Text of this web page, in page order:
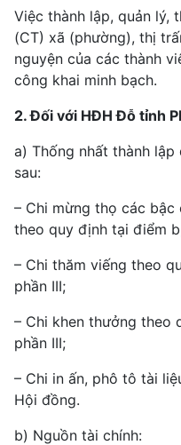
Việc thành lập, quản lý,
(CT) xã (phường), thị
nguyện của các thành
công khai minh bạch.
2. Đối với HĐH Đỗ tỉnh
a) Thống nhất thành
sau:
– Chi mừng thọ các
theo quy định tại điểm
– Chi thăm viếng theo
phần III;
– Chi khen thưởng theo
phần III;
– Chi in ấn, phô tô tài
Hội đồng.
b) Nguồn tài chính: